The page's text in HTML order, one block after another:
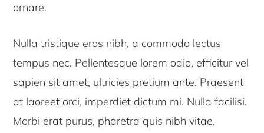
ornare.
Nulla tristique eros nibh, a commodo lectus
tempus nec. Pellentesque lorem odio, efficitur vel
sapien sit amet, ultricies pretium ante. Praesent
at laoreet orci, imperdiet dictum mi. Nulla facilisi.
Morbi erat purus, pharetra quis nibh vitae,